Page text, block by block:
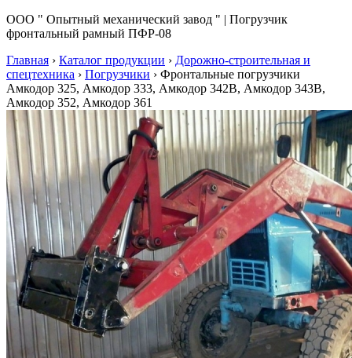
ООО " Опытный механический завод " | Погрузчик
фронтальный рамный ПФР-08
Главная › Каталог продукции › Дорожно-строительная и
спецтехника › Погрузчики › Фронтальные погрузчики
Амкодор 325, Амкодор 333, Амкодор 342В, Амкодор 343В,
Амкодор 352, Амкодор 361